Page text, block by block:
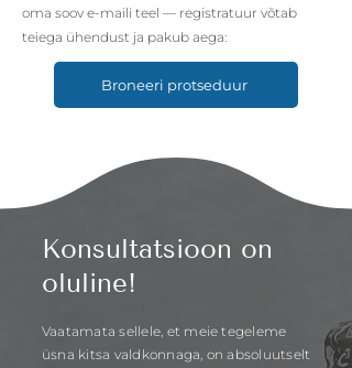
oma soov e-maili teel — registratuur võtab
teiega ühendust ja pakub aega:
Broneeri protseduur
Konsultatsioon on
oluline!
Vaatamata sellele, et meie tegeleme
üsna kitsa valdkonnaga, on absoluutselt